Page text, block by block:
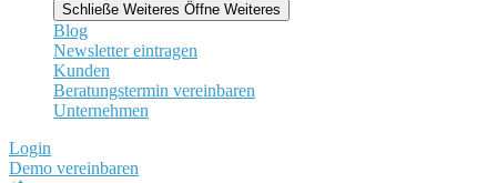
Schließe Weiteres Öffne Weiteres
Blog
Newsletter eintragen
Kunden
Beratungstermin vereinbaren
Unternehmen
Login
Demo vereinbaren